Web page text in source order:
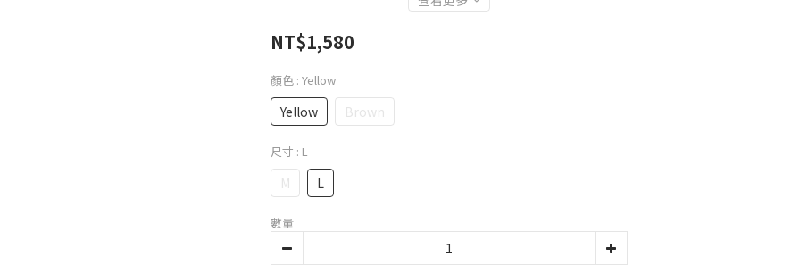
NT$1,580
顏色 : Yellow
Yellow Brown
尺寸 : L
M L
數量